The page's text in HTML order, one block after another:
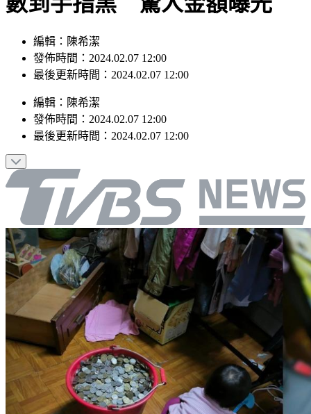
發佈時間：2024.02.07 12:00
最後更新時間：2024.02.07 12:00
發佈時間：2024.02.07 12:00
最後更新時間：2024.02.07 12:00